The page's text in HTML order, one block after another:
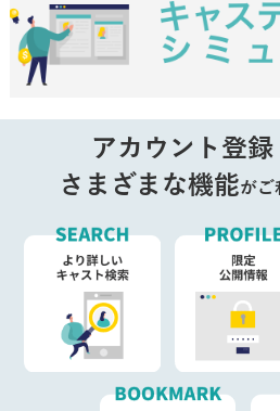
アカウント登録
さまざまな機能がご